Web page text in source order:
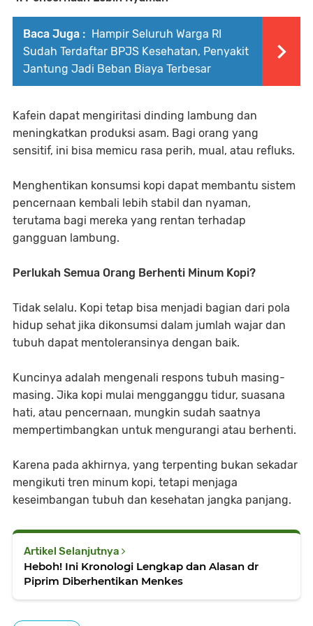
Baca Juga : Hampir Seluruh Warga RI
Sudah Terdaftar BPJS Kesehatan, Penyakit
Jantung Jadi Beban Biaya Terbesar
Kafein dapat mengiritasi dinding lambung dan
meningkatkan produksi asam. Bagi orang yang
sensitif, ini bisa memicu rasa perih, mual, atau refluks.
Menghentikan konsumsi kopi dapat membantu sistem
pencernaan kembali lebih stabil dan nyaman,
terutama bagi mereka yang rentan terhadap
gangguan lambung.
Perlukah Semua Orang Berhenti Minum Kopi?
Tidak selalu. Kopi tetap bisa menjadi bagian dari pola
hidup sehat jika dikonsumsi dalam jumlah wajar dan
tubuh dapat mentoleransinya dengan baik.
Kuncinya adalah mengenali respons tubuh masing-
masing. Jika kopi mulai mengganggu tidur, suasana
hati, atau pencernaan, mungkin sudah saatnya
mempertimbangkan untuk mengurangi atau berhenti.
Karena pada akhirnya, yang terpenting bukan sekadar
mengikuti tren minum kopi, tetapi menjaga
keseimbangan tubuh dan kesehatan jangka panjang.
Artikel Selanjutnya
Heboh! Ini Kronologi Lengkap dan Alasan dr
Piprim Diberhentikan Menkes